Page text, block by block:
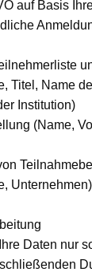
auf Basis
Titel, Name
Institution)
(Name,
Unternehmen)
Daten nur